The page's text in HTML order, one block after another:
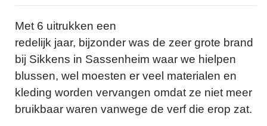
Met 6 uitrukken een
redelijk jaar, bijzonder was de zeer grote brand
bij Sikkens in Sassenheim waar we hielpen
blussen, wel moesten er veel materialen en
kleding worden vervangen omdat ze niet meer
bruikbaar waren vanwege de verf die erop zat.